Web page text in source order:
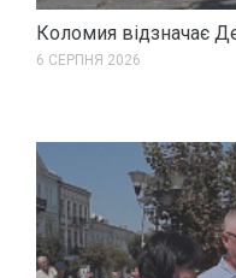
Коломия відзначає
6 СЕРПНЯ 2026